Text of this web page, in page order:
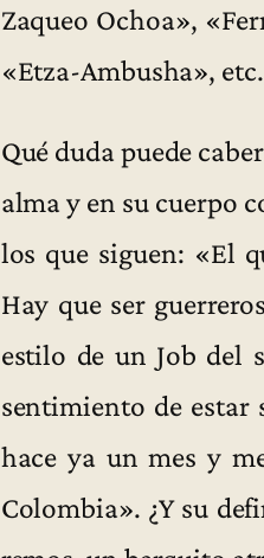
Zaqueo Ochoa»,
«Etza-Ambusha»,
Qué duda puede
alma y en su cuerpo
los que siguen: «El
Hay que ser
estilo de un Job del
sentimiento de estar
hace ya un mes y
Colombia». ¿Y su